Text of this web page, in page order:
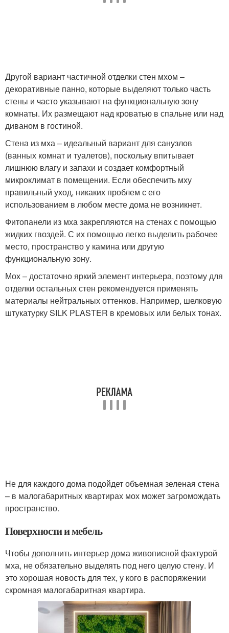
Другой вариант частичной отделки стен мхом –
декоративные панно, которые выделяют только часть
стены и часто указывают на функциональную зону
комнаты. Их размещают над кроватью в спальне или над
диваном в гостиной.
Стена из мха – идеальный вариант для санузлов
(ванных комнат и туалетов), поскольку впитывает
лишнюю влагу и запахи и создает комфортный
микроклимат в помещении. Если обеспечить мху
правильный уход, никаких проблем с его
использованием в любом месте дома не возникнет.
Фитопанели из мха закрепляются на стенах с помощью
жидких гвоздей. С их помощью легко выделить рабочее
место, пространство у камина или другую
функциональную зону.
Мох – достаточно яркий элемент интерьера, поэтому для
отделки остальных стен рекомендуется применять
материалы нейтральных оттенков. Например, шелковую
штукатурку SILK PLASTER в кремовых или белых тонах.
Не для каждого дома подойдет объемная зеленая стена
– в малогабаритных квартирах мох может загромождать
пространство.
Поверхности и мебель
Чтобы дополнить интерьер дома живописной фактурой
мха, не обязательно выделять под него целую стену. И
это хорошая новость для тех, у кого в распоряжении
скромная малогабаритная квартира.